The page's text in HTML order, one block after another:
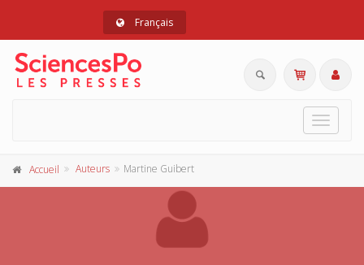
Français
Toggle
Accueil Auteurs Martine Guibert